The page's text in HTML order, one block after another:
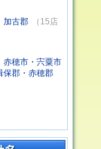
加古郡
（15店
赤穂市・宍粟市
保郡・赤穂郡